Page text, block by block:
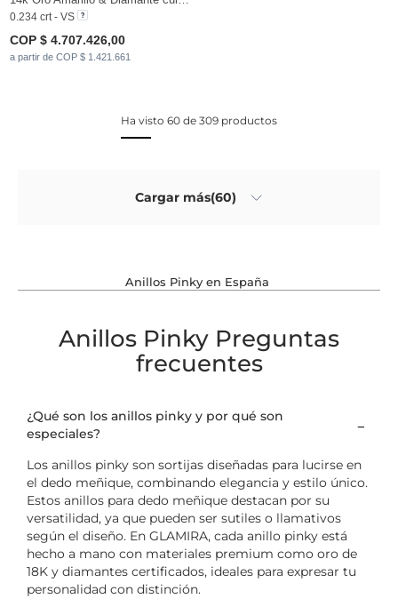
0.234 crt - VS
COP $ 4.707.426,00
a partir de COP $ 1.421.661
Ha visto 60 de 309 productos
Cargar más(60)
Anillos Pinky en España
Anillos Pinky Preguntas
frecuentes
¿Qué son los anillos pinky y por qué son
especiales?
Los anillos pinky son sortijas diseñadas para lucirse en
el dedo meñique, combinando elegancia y estilo único.
Estos anillos para dedo meñique destacan por su
versatilidad, ya que pueden ser sutiles o llamativos
según el diseño. En GLAMIRA, cada anillo pinky está
hecho a mano con materiales premium como oro de
18K y diamantes certificados, ideales para expresar tu
personalidad con distinción.